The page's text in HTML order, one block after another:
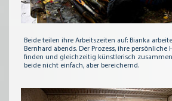
Beide teilen ihre Arbeitszeiten auf: Bianka
Bernhard abends. Der Prozess, ihre persönliche
finden und gleichzeitig künstlerisch
beide nicht einfach, aber bereichernd.